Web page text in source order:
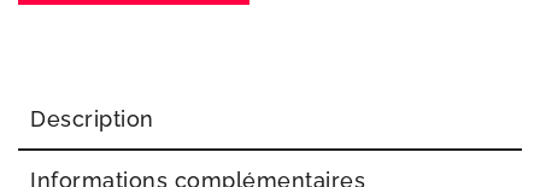
Description
Informations complémentaires